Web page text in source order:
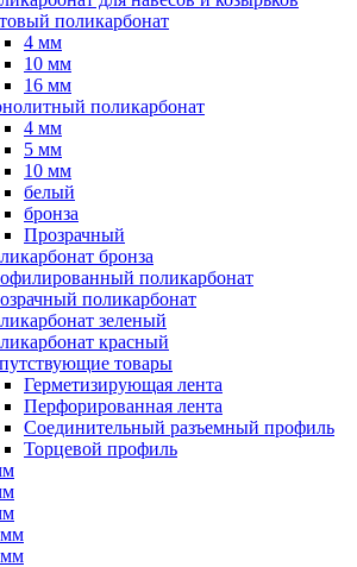
поликарбонат
4 мм
10 мм
16 мм
поликарбонат
4 мм
5 мм
10 мм
белый
бронза
Прозрачный
бронза
поликарбонат
поликарбонат
зеленый
красный
товары
Герметизирующая лента
Перфорированная лента
Соединительный разъемный профиль
Торцевой профиль